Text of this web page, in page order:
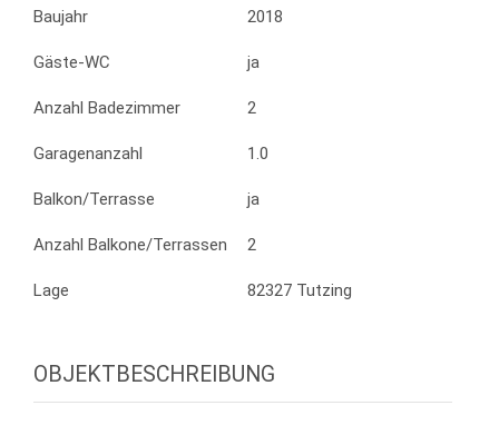
Baujahr 2018
Gäste-WC ja
Anzahl Badezimmer 2
Garagenanzahl 1.0
Balkon/Terrasse ja
Anzahl Balkone/Terrassen 2
Lage 82327 Tutzing
OBJEKTBESCHREIBUNG